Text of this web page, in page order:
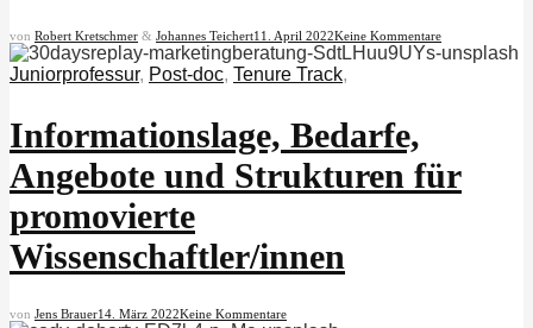
von Robert Kretschmer & Johannes Teichert11. April 2022Keine Kommentare
Juniorprofessur, Post-doc, Tenure Track,
Informationslage, Bedarfe,
Angebote und Strukturen für
promovierte
Wissenschaftler/innen
von Jens Brauer14. März 2022Keine Kommentare